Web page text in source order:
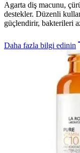
Agarta diş macunu,
destekler. Düzenli
güçlendirir, bakterileri
Daha fazla bilgi edinin